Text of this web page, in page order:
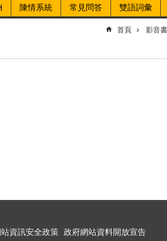
陳情系統 常見問答 雙語詞彙
首頁 影音
資訊安全政策 政府網站資料開放宣告